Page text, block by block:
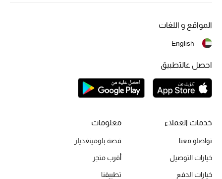
أحذية للأطفال
أحذية مختارة
خدمات العملاء
تواصلو معنا
خيارات التوصيل
خيارات الدفع
معلومات
قصة بلومينغديلز
أقرب متجر
تطبيقنا
المواقع و اللغات
English
احصل عالتطبيق